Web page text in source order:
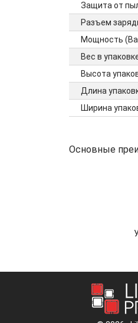
Защита от
Разъем
Мощность
Вес в
Высота
Длина
Ширина
Основные